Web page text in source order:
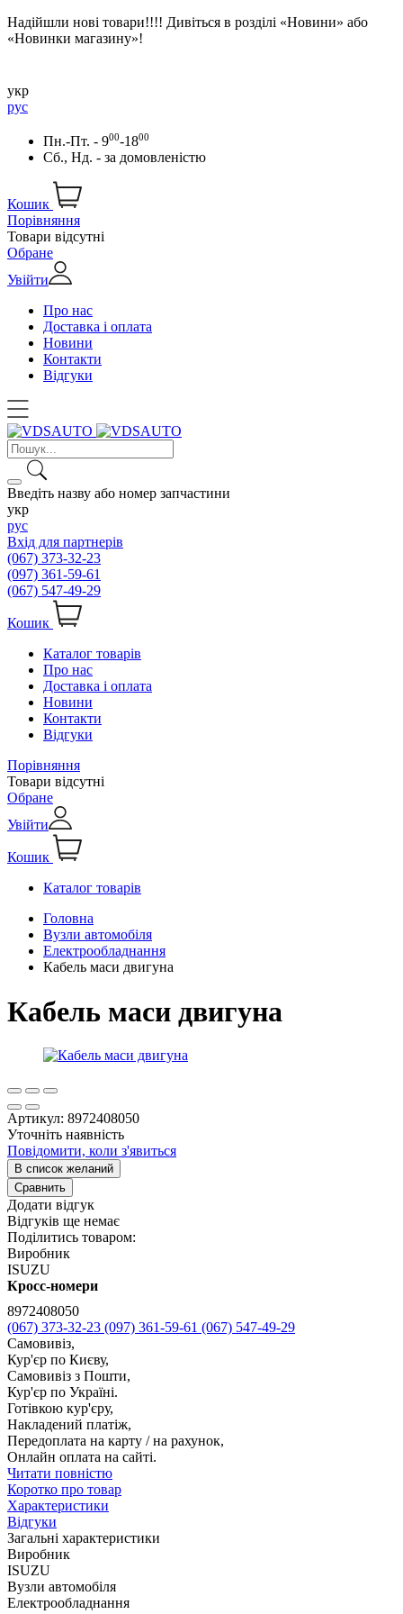
Надійшли нові товари!!!! Дивіться в розділі «Новини» або
«Новинки магазину»!
укр
рус
Пн.-Пт. - 900-1800
Сб., Нд. - за домовленістю
Кошик
Порівняння
Товари відсутні
Обране
Увійти
Про нас
Доставка і оплата
Новини
Контакти
Відгуки
Введіть назву або номер запчастини
укр
рус
Вхід для партнерів
(067) 373-32-23
(097) 361-59-61
(067) 547-49-29
Кошик
Каталог товарів
Про нас
Доставка і оплата
Новини
Контакти
Відгуки
Порівняння
Товари відсутні
Обране
Увійти
Кошик
Каталог товарів
Головна
Вузли автомобіля
Електрообладнання
Кабель маси двигуна
Кабель маси двигуна
Артикул: 8972408050
Уточніть наявність
Повідомити, коли з'явиться
В список желаний
Сравнить
Додати відгук
Відгуків ще немає
Поділитись товаром:
Виробник
ISUZU
Кросс-номери
8972408050
(067) 373-32-23 (097) 361-59-61 (067) 547-49-29
Самовивіз,
Кур'єр по Києву,
Самовивіз з Пошти,
Кур'єр по Україні.
Готівкою кур'єру,
Накладений платіж,
Передоплата на карту / на рахунок,
Онлайн оплата на сайті.
Читати повністю
Коротко про товар
Характеристики
Відгуки
Загальні характеристики
Виробник
ISUZU
Вузли автомобіля
Електрообладнання